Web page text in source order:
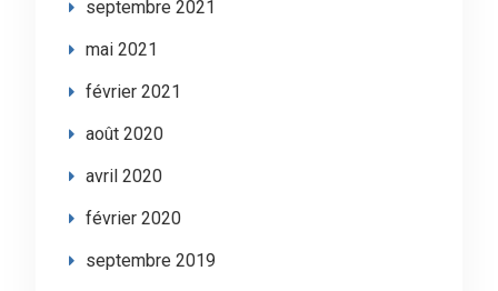
septembre 2021
mai 2021
février 2021
août 2020
avril 2020
février 2020
septembre 2019